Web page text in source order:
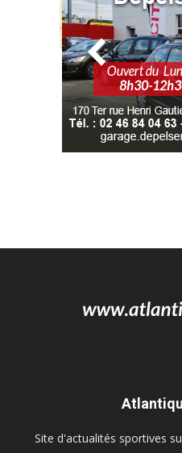
Site d'actualités sportives